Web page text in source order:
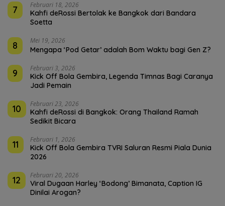
7 Februari 18, 2026
Kahfi deRossi Bertolak ke Bangkok dari Bandara
Soetta
8 Mei 19, 2026
Mengapa ‘Pod Getar’ adalah Bom Waktu bagi Gen Z?
9 Februari 3, 2026
Kick Off Bola Gembira, Legenda Timnas Bagi Caranya
Jadi Pemain
10 Februari 23, 2026
Kahfi deRossi di Bangkok: Orang Thailand Ramah
Sedikit Bicara
11 Februari 1, 2026
Kick Off Bola Gembira TVRI Saluran Resmi Piala Dunia
2026
12 Februari 20, 2026
Viral Dugaan Harley ‘Bodong’ Bimanata, Caption IG
Dinilai Arogan?